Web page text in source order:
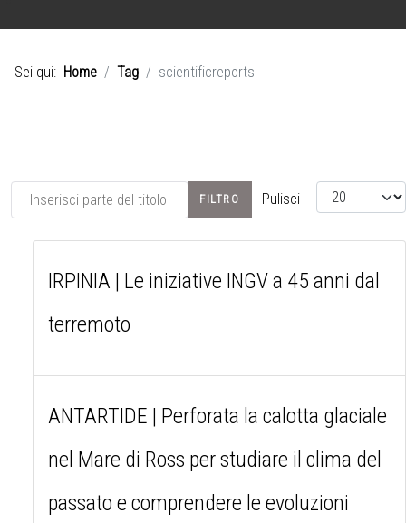
Sei qui: Home Tag scientificreports
Inserisci parte del titolo FILTRO Pulisci Visualizza #
IRPINIA | Le iniziative INGV a 45 anni dal
terremoto
ANTARTIDE | Perforata la calotta glaciale
nel Mare di Ross per studiare il clima del
passato e comprendere le evoluzioni